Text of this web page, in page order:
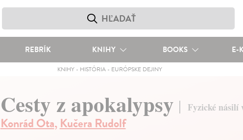
REBRÍK KNIHY BOOKS E-
KNIHY- HISTÓRIA- EURÓPSKE DEJINY
Cesty z apokalypsy Fyzické násilí
Konrád Ota,Kučera Rudolf